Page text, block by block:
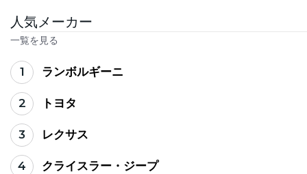
人気メーカー
一覧を見る
1 ランボルギーニ
2 トヨタ
3 レクサス
4 クライスラー・ジープ